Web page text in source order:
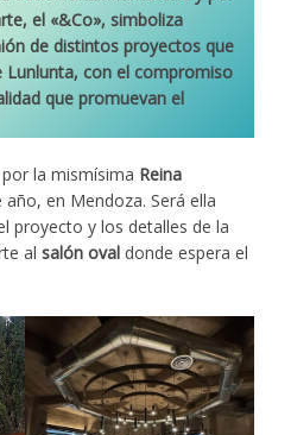
el «&Co», simboliza
de distintos proyectos que
Lunlunta, con el compromiso
que promuevan el
por la mismísima Reina
año, en Mendoza. Será ella
proyecto y los detalles de la
alsalón oval donde espera el